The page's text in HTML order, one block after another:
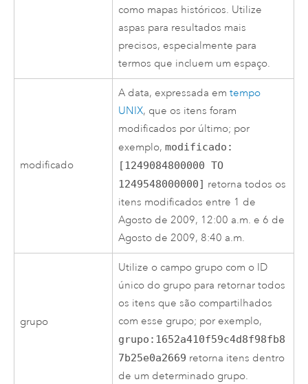
como mapas históricos. Utilize
aspas para resultados mais
precisos, especialmente para
termos que incluem um espaço.
modificado
A data, expressada emtempo
UNIX, que os itens foram
modificados por último; por
exemplo,modificado:
[1249084800000 TO
1249548000000] retorna todos os
itens modificados entre 1 de
Agosto de 2009, 12:00 a.m. e 6 de
Agosto de 2009, 8:40 a.m.
grupo
Utilize o campo grupo com o ID
único do grupo para retornar todos
os itens que são compartilhados
com esse grupo; por exemplo,
grupo:1652a410f59c4d8f98fb8
7b25e0a2669 retorna itens dentro
de um determinado grupo.